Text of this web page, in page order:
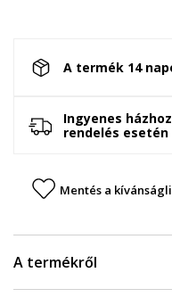
A termék 14
Ingyenes
rendelés esetén
Mentés a
A termékről